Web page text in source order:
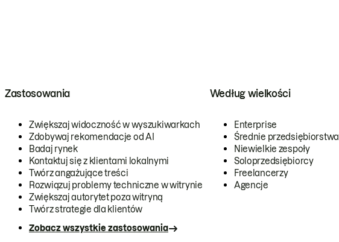
Zastosowania
Zwiększaj widoczność w wyszukiwarkach
Zdobywaj rekomendacje od AI
Badaj rynek
Kontaktuj się z klientami lokalnymi
Twórz angażujące treści
Rozwiązuj problemy techniczne w witrynie
Zwiększaj autorytet poza witryną
Twórz strategie dla klientów
Zobacz wszystkie zastosowania
Według wielkości
Enterprise
Średnie przedsiębiorstwa
Niewielkie zespoły
Soloprzedsiębiorcy
Freelancerzy
Agencje